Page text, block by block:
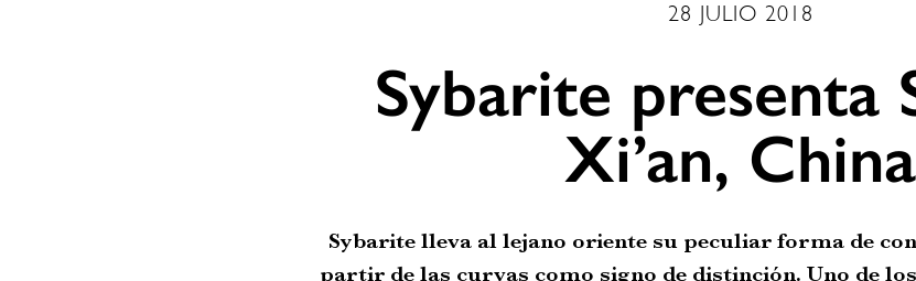
28 JULIO 2018
Sybarite presenta
Xi’an, China
Sybarite lleva al lejano oriente su peculiar forma de
partir de las curvas como signo de distinción. Uno de